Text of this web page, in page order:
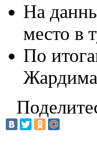
На
место в
По